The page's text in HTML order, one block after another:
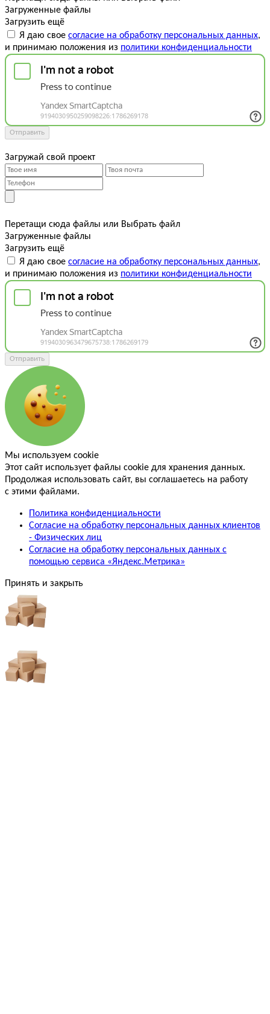
Загруженные файлы
Загрузить ещё
Я даю свое согласие на обработку персональных данных,
и принимаю положения из политики конфиденциальности
Отправить
Загружай свой проект
Перетащи сюда файлы или Выбрать файл
Загруженные файлы
Загрузить ещё
Я даю свое согласие на обработку персональных данных,
и принимаю положения из политики конфиденциальности
Отправить
Мы используем cookie
Этот сайт использует файлы cookie для хранения данных.
Продолжая использовать сайт, вы соглашаетесь на работу
с этими файлами.
Политика конфиденциальности
Согласие на обработку персональных данных клиентов
- Физических лиц
Согласие на обработку персональных данных с
помощью сервиса «Яндекс.Метрика»
Принять и закрыть